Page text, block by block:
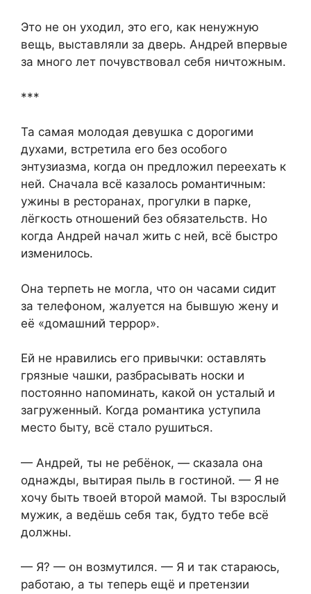
Это не он уходил, это его, как ненужную
вещь, выставляли за дверь. Андрей впервые
за много лет почувствовал себя ничтожным.
***
Та самая молодая девушка с дорогими
духами, встретила его без особого
энтузиазма, когда он предложил переехать к
ней. Сначала всё казалось романтичным:
ужины в ресторанах, прогулки в парке,
лёгкость отношений без обязательств. Но
когда Андрей начал жить с ней, всё быстро
изменилось.
Она терпеть не могла, что он часами сидит
за телефоном, жалуется на бывшую жену и
её «домашний террор».
Ей не нравились его привычки: оставлять
грязные чашки, разбрасывать носки и
постоянно напоминать, какой он усталый и
загруженный. Когда романтика уступила
место быту, всё стало рушиться.
— Андрей, ты не ребёнок, — сказала она
однажды, вытирая пыль в гостиной. — Я не
хочу быть твоей второй мамой. Ты взрослый
мужик, а ведёшь себя так, будто тебе всё
должны.
— Я? — он возмутился. — Я и так стараюсь,
работаю, а ты теперь ещё и претензии